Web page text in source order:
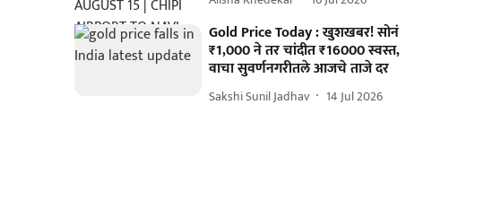
Gold Price Today : खुशखबर! सोनं
₹1,000 ने तर चांदीत ₹16000 स्वस्त,
वाचा सुवर्णनगरीतले आजचे ताजे दर
Sakshi Sunil Jadhav 14 Jul 2026